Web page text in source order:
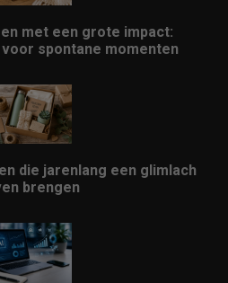
met een grote impact:
spontane momenten
die jarenlang een glimlach
brengen